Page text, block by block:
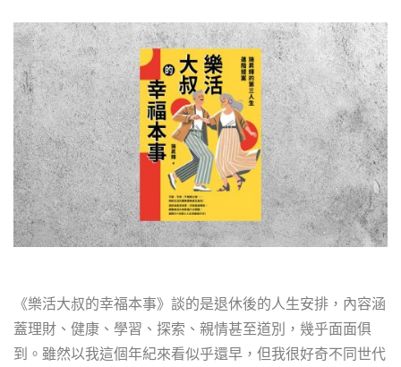
《樂活大叔的幸福本事》談的是退休後的人生安排，內容涵
蓋理財、健康、學習、探索、親情甚至道別，幾乎面面俱
到。雖然以我這個年紀來看似乎還早，但我很好奇不同世代